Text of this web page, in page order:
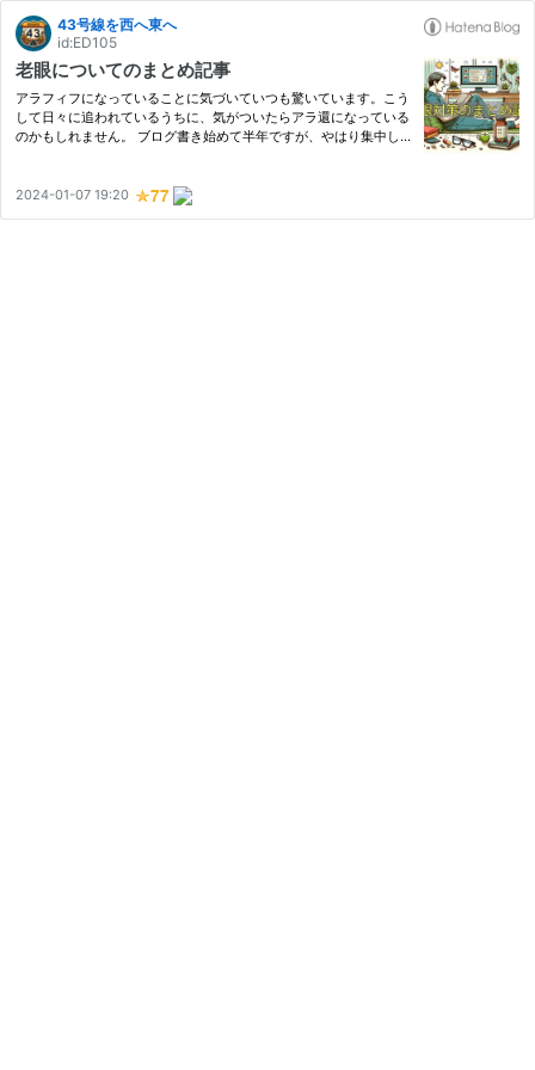
43号線を西へ東へ
id:ED105
老眼についてのまとめ記事
アラフィフになっていることに気づいていつも驚いています。こう
して日々に追われているうちに、気がついたらアラ還になっている
のかもしれません。 ブログ書き始めて半年ですが、やはり集中し
2024-01-07 19:20